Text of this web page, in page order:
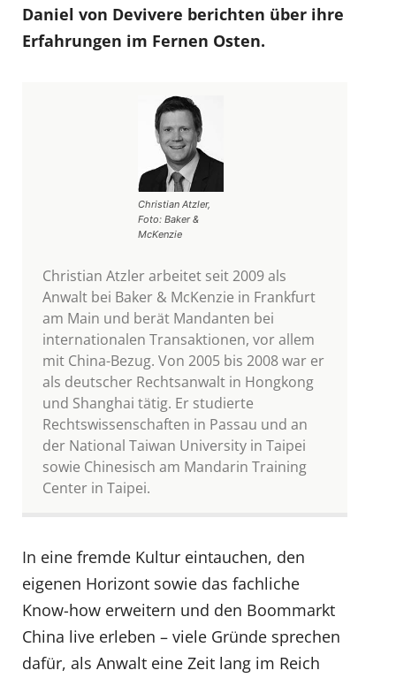
Daniel von Devivere berichten über ihre
Erfahrungen im Fernen Osten.
Christian Atzler,
Foto: Baker &
McKenzie
Christian Atzler arbeitet seit 2009 als
Anwalt bei Baker & McKenzie in Frankfurt
am Main und berät Mandanten bei
internationalen Transaktionen, vor allem
mit China-Bezug. Von 2005 bis 2008 war er
als deutscher Rechtsanwalt in Hongkong
und Shanghai tätig. Er studierte
Rechtswissenschaften in Passau und an
der National Taiwan University in Taipei
sowie Chinesisch am Mandarin Training
Center in Taipei.
In eine fremde Kultur eintauchen, den
eigenen Horizont sowie das fachliche
Know-how erweitern und den Boommarkt
China live erleben – viele Gründe sprechen
dafür, als Anwalt eine Zeit lang im Reich